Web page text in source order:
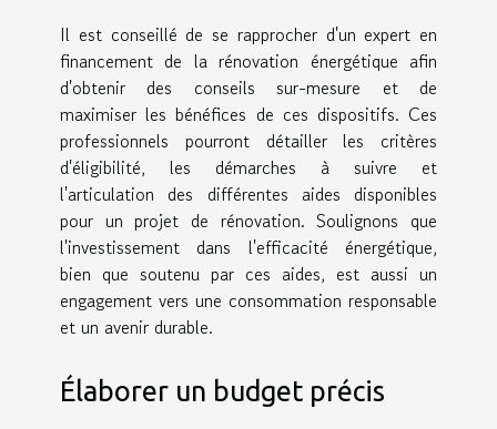
Il est conseillé de se rapprocher d'un expert en
financement de la rénovation énergétique afin
d'obtenir des conseils sur-mesure et de
maximiser les bénéfices de ces dispositifs. Ces
professionnels pourront détailler les critères
d'éligibilité, les démarches à suivre et
l'articulation des différentes aides disponibles
pour un projet de rénovation. Soulignons que
l'investissement dans l'efficacité énergétique,
bien que soutenu par ces aides, est aussi un
engagement vers une consommation responsable
et un avenir durable.
Élaborer un budget précis